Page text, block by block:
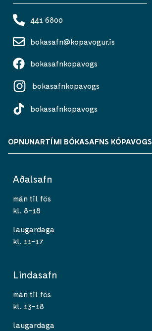
441 6800
bokasafn@kopavogur.is
bokasafnkopavogs
bokasafnkopavogs
bokasafnkopavogs
OPNUNARTÍMI BÓKASAFNS KÓPAVOGS
Aðalsafn
mán til fös
kl. 8-18
laugardaga
kl. 11-17
Lindasafn
mán til fös
kl. 13-18
laugardaga